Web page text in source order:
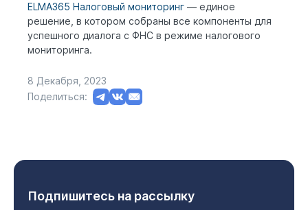
ELMA365 Налоговый мониторинг — единое
решение, в котором собраны все компоненты для
успешного диалога с ФНС в режиме налогового
мониторинга.
8 Декабря, 2023
Поделиться:
Подпишитесь на рассылку